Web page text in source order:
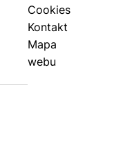
Cookies
Kontakt
Mapa
webu